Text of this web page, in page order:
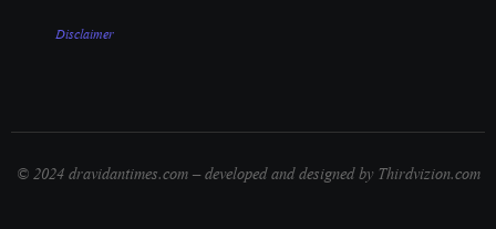
Disclaimer
© 2024 dravidantimes.com – developed and designed by Thirdvizion.com